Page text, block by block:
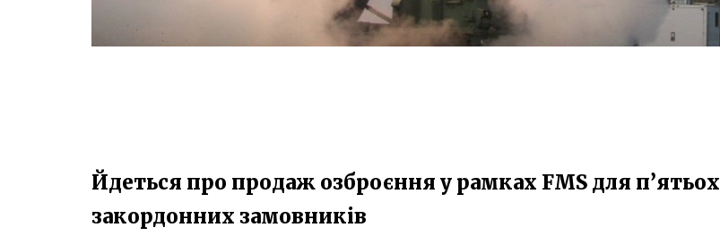
Йдеться про продаж озброєння у рамках FMS для п’ятьох
закордонних замовників